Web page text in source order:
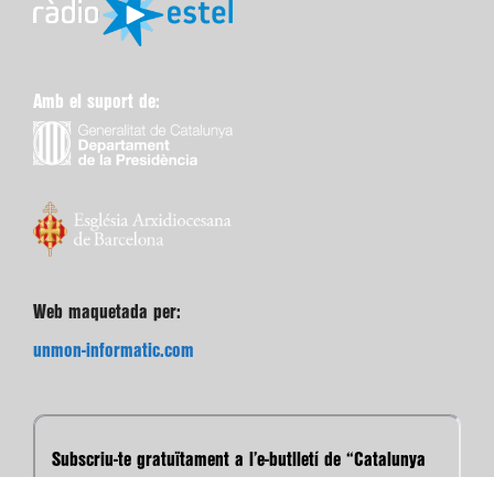
Amb el suport de:
Web maquetada per:
unmon-informatic.com
Subscriu-te gratuïtament a l’e-butlletí de “Catalunya